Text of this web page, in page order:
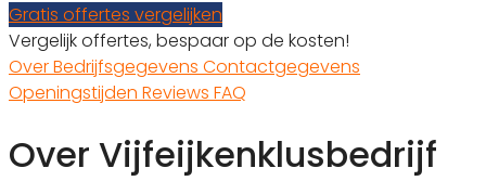
Gratis offertes vergelijken
Vergelijk offertes, bespaar op de kosten!
OverBedrijfsgegevens Contactgegevens
Openingstijden Reviews FAQ
Over Vijfeijkenklusbedrijf